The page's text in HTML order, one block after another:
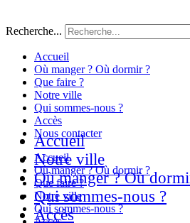
Recherche...
Accueil
Où manger ? Où dormir ?
Que faire ?
Notre ville
Qui sommes-nous ?
Accès
Nous contacter
Accueil
Où manger ? Où dormir ?
Que faire ?
Notre ville
Qui sommes-nous ?
Accueil
Notre ville
Où manger ? Où
Qui sommes-nous ?
Accès